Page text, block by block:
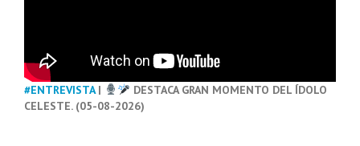
#ENTREVISTA|
DESTACA GRAN MOMENTO DEL ÍDOLO
CELESTE. (05-08-2026)